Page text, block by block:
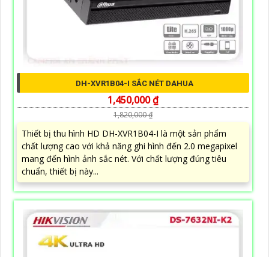
DH-XVR1B04-I SẮC NÉT DAHUA
1,450,000 ₫
1,820,000 ₫
Thiết bị thu hình HD DH-XVR1B04-I là một sản phẩm
chất lượng cao với khả năng ghi hình đến 2.0 megapixel
mang đến hình ảnh sắc nét. Với chất lượng đúng tiêu
chuẩn, thiết bị này...